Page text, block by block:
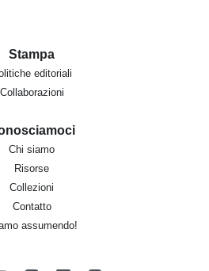
Stampa
editoriali
Collaborazioni
Chi siamo
Risorse
Collezioni
Contatto
assumendo!